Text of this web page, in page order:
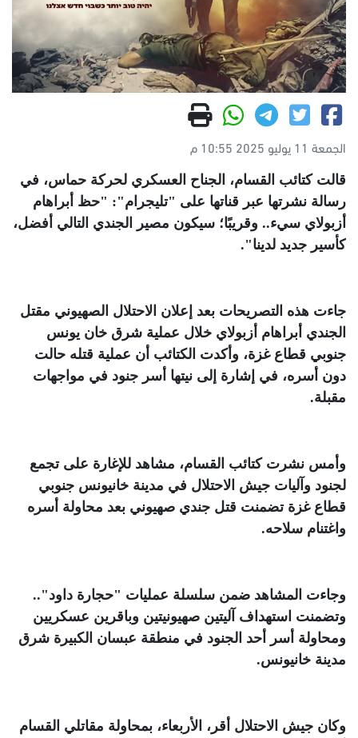
الجمعة 11 يوليو 2025 10:55 م
قالت كتائب القسام، الجناح العسكري لحركة حماس، في
رسالة نشرتها عبر قناتها على "تليجرام": "حظ أبراهام
أزبولاي سيء.. وقريبًا؛ سيكون مصير الجندي التالي أفضل،
كأسير جديد لدينا".
جاءت هذه التصريحات بعد إعلان الاحتلال الصهيوني مقتل
الجندي أبراهام أزبولاي خلال عملية شرق خان يونس
جنوبي قطاع غزة، وأكدت الكتائب أن عملية قتله حالت
دون أسره، في إشارة إلى نيتها أسر جنود في مواجهات
مقبلة.
وأمس نشرت كتائب القسام، مشاهد للإغارة على تجمع
لجنود وآليات جيش الاحتلال في مدينة خانيونس جنوبي
قطاع غزة تضمنت قتل جندي صهيوني بعد محاولة أسره
واغتنام سلاحه.
وجاءت المشاهد ضمن سلسلة عمليات "حجارة داود"..
وتضمنت استهداف آليتين صهيونيتين وباقرين عسكريين
ومحاولة أسر أحد الجنود في منطقة عبسان الكبيرة شرق
مدينة خانيونس.
وكان جيش الاحتلال أقر، الأربعاء، بمحاولة مقاتلي القسام